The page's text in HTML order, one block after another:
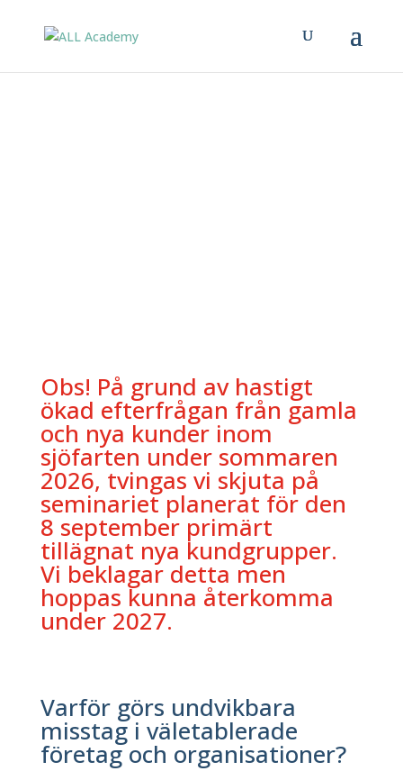
Obs! På grund av hastigt
ökad efterfrågan från gamla
och nya kunder inom
sjöfarten under sommaren
2026, tvingas vi skjuta på
seminariet planerat för den
8 september primärt
tillägnat nya kundgrupper.
Vi beklagar detta men
hoppas kunna återkomma
under 2027.
Varför görs undvikbara
misstag i väletablerade
företag och organisationer?